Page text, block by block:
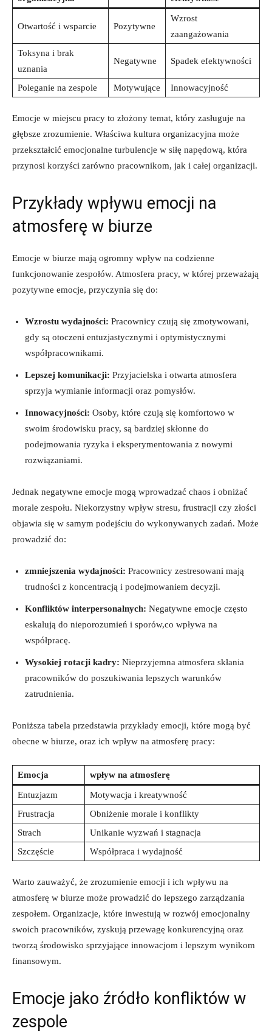
Otwartość i wsparcie Pozytywne
Wzrost
zaangażowania
Toksyna i brak
uznania
Negatywne Spadek efektywności
Poleganie na zespole Motywujące Innowacyjność
Emocje w miejscu pracy to złożony temat, który zasługuje na
głębsze zrozumienie. Właściwa kultura organizacyjna może
przekształcić emocjonalne turbulencje w siłę napędową, która
przynosi korzyści zarówno pracownikom, jak i całej organizacji.
Przykłady wpływu emocji na
atmosferę w biurze
Emocje w biurze mają ogromny wpływ na codzienne
funkcjonowanie zespołów. Atmosfera pracy, w której przeważają
pozytywne emocje, przyczynia się do:
Wzrostu wydajności: Pracownicy czują się zmotywowani,
gdy są otoczeni entuzjastycznymi i optymistycznymi
współpracownikami.
Lepszej komunikacji: Przyjacielska i otwarta atmosfera
sprzyja wymianie informacji oraz pomysłów.
Innowacyjności: Osoby, które czują się komfortowo w
swoim środowisku pracy, są bardziej skłonne do
podejmowania ryzyka i eksperymentowania z nowymi
rozwiązaniami.
Jednak negatywne emocje mogą wprowadzać chaos i obniżać
morale zespołu. Niekorzystny wpływ stresu, frustracji czy złości
objawia się w samym podejściu do wykonywanych zadań. Może
prowadzić do:
zmniejszenia wydajności: Pracownicy zestresowani mają
trudności z koncentracją i podejmowaniem decyzji.
Konfliktów interpersonalnych: Negatywne emocje często
eskalują do nieporozumień i sporów,co wpływa na
współpracę.
Wysokiej rotacji kadry: Nieprzyjemna atmosfera skłania
pracowników do poszukiwania lepszych warunków
zatrudnienia.
Poniższa tabela przedstawia przykłady emocji, które mogą być
obecne w biurze, oraz ich wpływ na atmosferę pracy:
Emocja wpływ na atmosferę
Entuzjazm
Motywacja i kreatywność
Frustracja
Obniżenie morale i konflikty
Strach
Unikanie wyzwań i stagnacja
Szczęście
Współpraca i wydajność
Warto zauważyć, że zrozumienie emocji i ich wpływu na
atmosferę w biurze może prowadzić do lepszego zarządzania
zespołem. Organizacje, które inwestują w rozwój emocjonalny
swoich pracowników, zyskują przewagę konkurencyjną oraz
tworzą środowisko sprzyjające innowacjom i lepszym wynikom
finansowym.
Emocje jako źródło konfliktów w
zespole